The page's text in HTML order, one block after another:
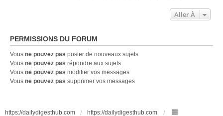
Aller À
PERMISSIONS DU FORUM
Vous ne pouvez pas poster de nouveaux sujets
Vous ne pouvez pas répondre aux sujets
Vous ne pouvez pas modifier vos messages
Vous ne pouvez pas supprimer vos messages
https://dailydigesthub.com https://dailydigesthub.com